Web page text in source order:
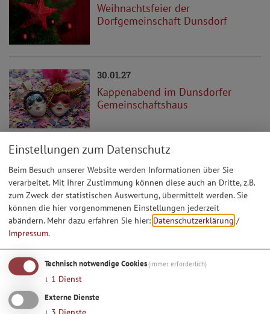
Weihnachtsfeier der
Dorfgemeinschaft Dunsdorf
30.01.27
Kappenabend im Dunsdorfer
Gemeinschaftshaus
Kinderfasching der
Dorfgemeinschaft Dunsdorf
Einstellungen zum Datenschutz
Beim Besuch unserer Website werden Informationen über Sie
verarbeitet. Mit Ihrer Zustimmung können diese auch an Dritte, z.B.
zum Zweck der statistischen Auswertung, übermittelt werden. Sie
können die hier vorgenommenen Einstellungen jederzeit
abändern. Mehr dazu erfahren Sie hier: Datenschutzerklärung /
Impressum.
Technisch notwendige Cookies(immer erforderlich)
↓ 1 Dienst
Externe Dienste